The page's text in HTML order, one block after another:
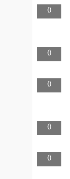
0
0
0
0
0